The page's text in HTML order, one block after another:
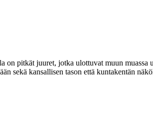
pitkät juuret, jotka ulottuvat muun muassa
sekä kansallisen tason että kuntakentän